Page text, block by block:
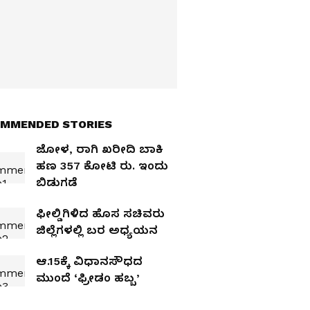
STORIES
ಜೋಳ, ರಾಗಿ ಖರೀದಿ ಬಾಕಿ
ಹಣ 357 ಕೋಟಿ ರು. ಇಂದು
ಬಿಡುಗಡೆ
ಫೀಲ್ಡಿಗಿಳಿದ ಹೊಸ ಸಚಿವರು
ಜಿಲ್ಲೆಗಳಲ್ಲಿ ಬರ ಅಧ್ಯಯನ
ಆ.15ಕ್ಕೆ ವಿಧಾನಸೌಧದ
ಮುಂದೆ ‘ಫ್ರೀಡಂ ಹಬ್ಬ’